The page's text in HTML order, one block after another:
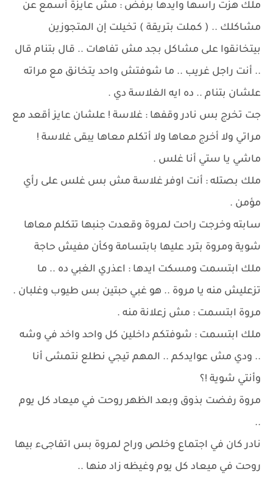
ملك هزت راسها وايدها برفض : مش عايزة أسمع عن
مشاكلك .. ( كملت بتريقة ) تخيلت إن المتجوزين
بيتخانقوا على مشاكل بجد مش تفاهات .. قال بتنام قال
.. أنت راجل غريب .. ما شوفتش واحد يتخانق مع مراته
علشان بتنام .. ده ايه الغلاسة دي .
جت تخرج بس نادر وقفها : غلاسة ! علشان عايز أقعد مع
مراتي ولا أخرج معاها ولا أتكلم معاها يبقى غلاسة !
ماشي يا ستي أنا غلس .
ملك بصتله : أنت اوفر غلاسة مش بس غلس على رأي
مؤمن .
سابته وخرجت راحت لمروة وقعدت جنبها تتكلم معاها
شوية ومروة بترد عليها بابتسامة وكأن مفيش حاجة
ملك ابتسمت ومسكت ايدها : اعذري الغبي ده .. ما
تزعليش منه يا مروة .. هو غبي حبتين بس طيوب وغلبان .
مروة ابتسمت : مش زعلانة منه .
ملك ابتسمت : شوفتكم داخلين كل واحد واخد في وشه
.. ودي مش عوايدكم .. المهم تيجي نطلع نتمشى أنا
وأنتي شوية !؟
مروة رفضت بذوق وبعد الظهر روحت في ميعاد كل يوم
..
نادر كان في اجتماع وخلص وراح لمروة بس اتفاجىء بيها
روحت في ميعاد كل يوم وغيظه زاد منها ..